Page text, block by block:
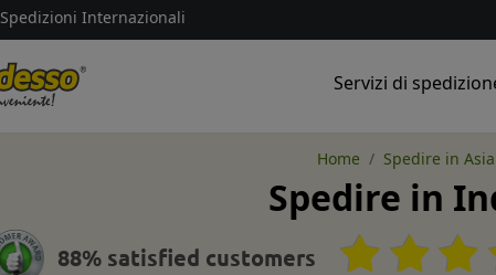
Spedizioni Internazionali
Servizi di
Home Spedire in Asia
Spedire in
88% satisfied customers